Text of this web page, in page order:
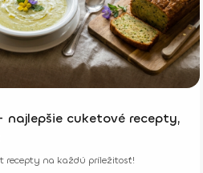
cuketové recepty,
recepty na každú príležitosť!